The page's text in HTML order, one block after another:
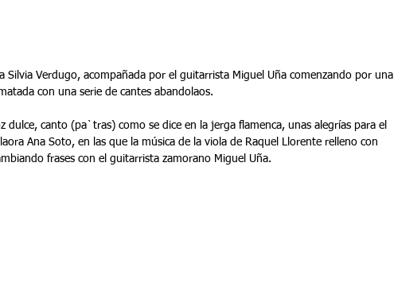
Silvia Verdugo, acompañada por el guitarrista Miguel Uña comenzando por una
con una serie de cantes abandolaos.
dulce, canto (pa`tras) como se dice en la jerga flamenca, unas alegrías para el
Ana Soto, en las que la música de la viola de Raquel Llorente relleno con
frases con el guitarrista zamorano Miguel Uña.